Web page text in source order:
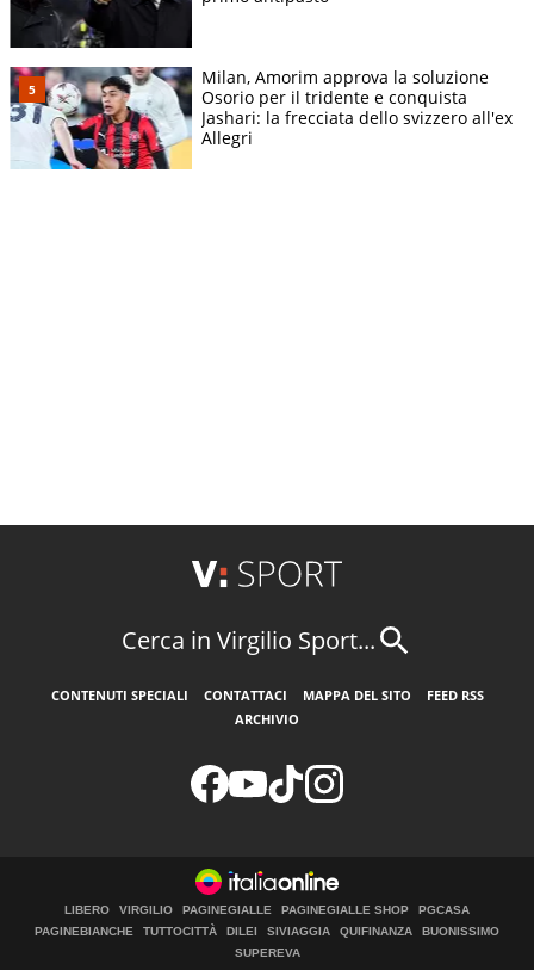
Milan, Amorim approva la soluzione
Osorio per il tridente e conquista
Jashari: la frecciata dello svizzero all'ex
Allegri
Cerca in Virgilio Sport...
CONTENUTI SPECIALI CONTATTACI MAPPA DEL SITO
FEED RSS
ARCHIVIO
LIBERO VIRGILIO PAGINEGIALLE PAGINEGIALLE SHOP
PGCASA
PAGINEBIANCHE
TUTTOCITTÀ DILEI SIVIAGGIA QUIFINANZA
BUONISSIMO
SUPEREVA